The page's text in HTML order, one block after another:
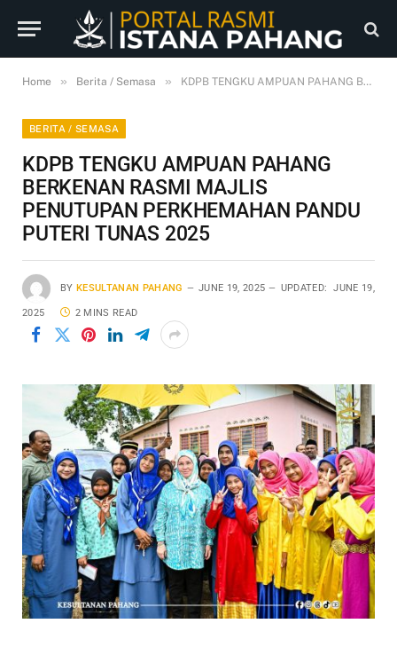
Home » Berita / Semasa » KDPB TENGKU AMPUAN PAHANG BERKENAN RASMI MAJLIS PENUTUPAN PERKHEMAHAN PANDU PUTERI TUNAS 2025
BERITA / SEMASA
KDPB TENGKU AMPUAN PAHANG
BERKENAN RASMI MAJLIS
PENUTUPAN PERKHEMAHAN PANDU
PUTERI TUNAS 2025
BY KESULTANAN PAHANG JUNE 19, 2025 UPDATED: JUNE 19,
2025 2 MINS READ